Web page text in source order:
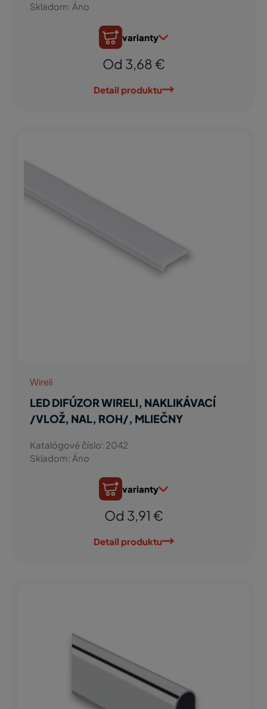
Skladom: Áno
varianty
Od 3,68 €
Detail produktu
Wireli
LED DIFÚZOR WIRELI, NAKLIKÁVACÍ
/VLOŽ, NAL, ROH/, MLIEČNY
Katalógové číslo: 2042
Skladom: Áno
varianty
Od 3,91 €
Detail produktu